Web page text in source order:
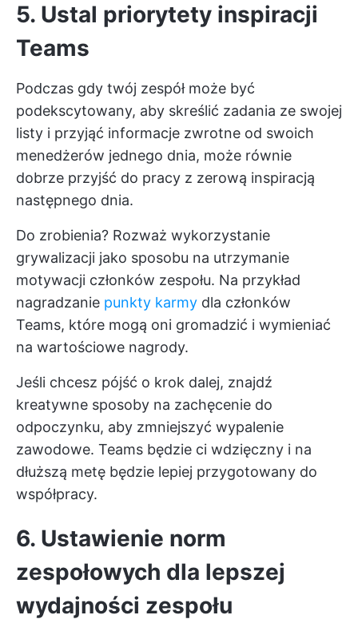
5. Ustal priorytety inspiracji
Teams
Podczas gdy twój zespół może być
podekscytowany, aby skreślić zadania ze swojej
listy i przyjąć informacje zwrotne od swoich
menedżerów jednego dnia, może równie
dobrze przyjść do pracy z zerową inspiracją
następnego dnia.
Do zrobienia? Rozważ wykorzystanie
grywalizacji jako sposobu na utrzymanie
motywacji członków zespołu. Na przykład
nagradzanie punkty karmy dla członków
Teams, które mogą oni gromadzić i wymieniać
na wartościowe nagrody.
Jeśli chcesz pójść o krok dalej, znajdź
kreatywne sposoby na zachęcenie do
odpoczynku, aby zmniejszyć wypalenie
zawodowe. Teams będzie ci wdzięczny i na
dłuższą metę będzie lepiej przygotowany do
współpracy.
6. Ustawienie norm
zespołowych dla lepszej
wydajności zespołu